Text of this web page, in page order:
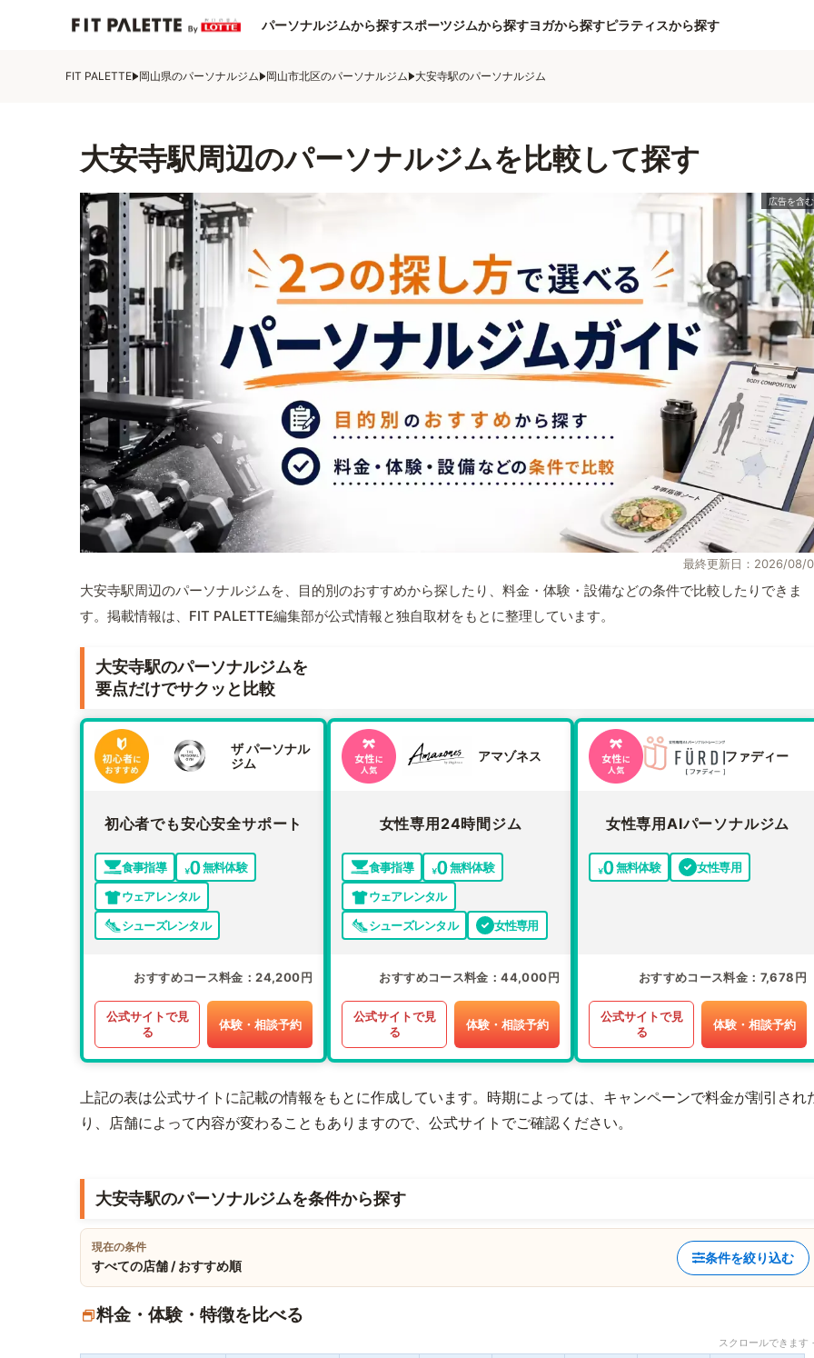
パーソナルジムから探すスポーツジムから探すヨガから探すピラティスから探す
FIT PALETTE 岡山県のパーソナルジム 岡山市北区のパーソナルジム 大安寺駅のパーソナルジム
大安寺駅周辺のパーソナルジムを比較して探す
最終更新日：2026/08/
大安寺駅周辺のパーソナルジムを、目的別のおすすめから探したり、料金・体験・設備などの条件で比較したりできま
す。掲載情報は、FIT PALETTE編集部が公式情報と独自取材をもとに整理しています。
大安寺駅のパーソナルジムを
要点だけでサクッと比較
ザ パーソナル
ジム
初心者でも安心安全サポート
食事指導
無料体験
ウェアレンタル
シューズレンタル
おすすめコース料金 24,200円
公式サイトで見
る
体験・相談予約
アマゾネス
女性専用24時間ジム
食事指導
無料体験
ウェアレンタル
シューズレンタル
女性専用
おすすめコース料金 44,000円
公式サイトで見
る
体験・相談予約
ファディー
女性専用AIパーソナルジム
無料体験 女性専用
おすすめコース料金 7,678円
公式サイトで見
る
体験・相談予約
上記の表は公式サイトに記載の情報をもとに作成しています。時期によっては、キャンペーンで料金が割引され
り、店舗によって内容が変わることもありますので、公式サイトでご確認ください。
大安寺駅のパーソナルジムを条件から探す
現在の条件
すべての店舗 / おすすめ順
条件を絞り込む
料金・体験・特徴を比べる
スクロールできま